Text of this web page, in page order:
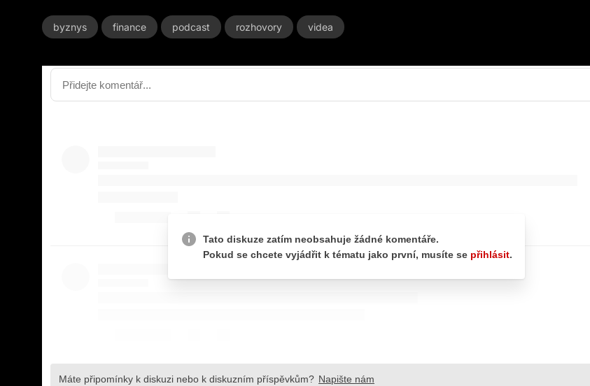
byznys finance podcast rozhovory videa